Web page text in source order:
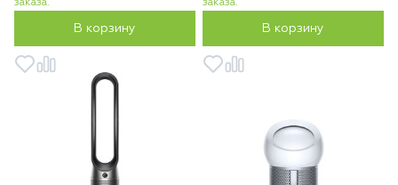
заказа.
В корзину
заказа.
В корзину